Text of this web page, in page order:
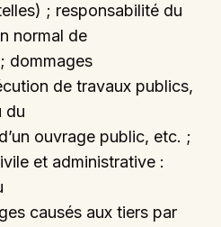
; responsabilité du
normal de
dommages
de travaux publics,
du
ouvrage public, etc. ;
et administrative :
causés aux tiers par